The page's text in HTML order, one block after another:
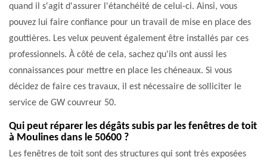
quand il s'agit d'assurer l'étanchéité de celui-ci. Ainsi, vous
pouvez lui faire confiance pour un travail de mise en place des
gouttières. Les velux peuvent également être installés par ces
professionnels. À côté de cela, sachez qu'ils ont aussi les
connaissances pour mettre en place les chéneaux. Si vous
décidez de faire ces travaux, il est nécessaire de solliciter le
service de GW couvreur 50.
Qui peut réparer les dégâts subis par les fenêtres de toit
à Moulines dans le 50600 ?
Les fenêtres de toit sont des structures qui sont très exposées